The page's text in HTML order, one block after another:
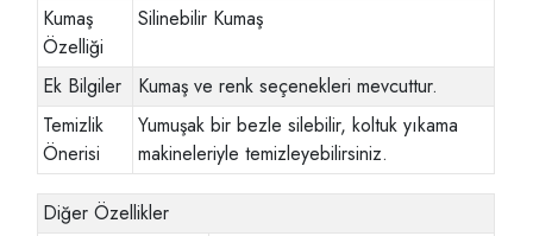
Kumaş
Özelliği
Silinebilir Kumaş
Ek Bilgiler
Kumaş ve renk seçenekleri mevcuttur.
Temizlik
Önerisi
Yumuşak bir bezle silebilir, koltuk yıkama
makineleriyle temizleyebilirsiniz.
Diğer Özellikler